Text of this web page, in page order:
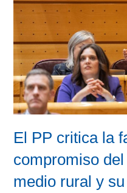
El PP critica la
compromiso
medio rural y